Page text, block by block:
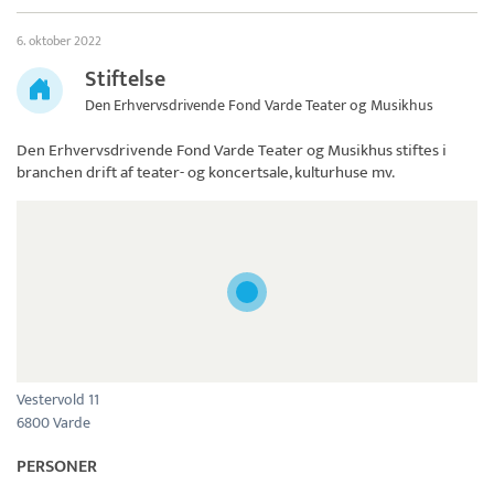
6. oktober 2022
Stiftelse
Den Erhvervsdrivende Fond Varde Teater og Musikhus
Den Erhvervsdrivende Fond Varde Teater og Musikhusstiftes i
branchen drift af teater- og koncertsale, kulturhuse mv.
Vestervold 11
6800 Varde
PERSONER